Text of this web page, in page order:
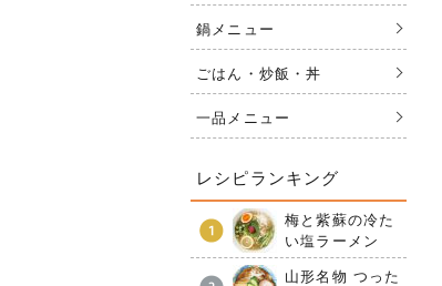
鍋メニュー
ごはん・炒飯・丼
一品メニュー
レシピランキング
梅と紫蘇の冷た
い塩ラーメン
山形名物 つった